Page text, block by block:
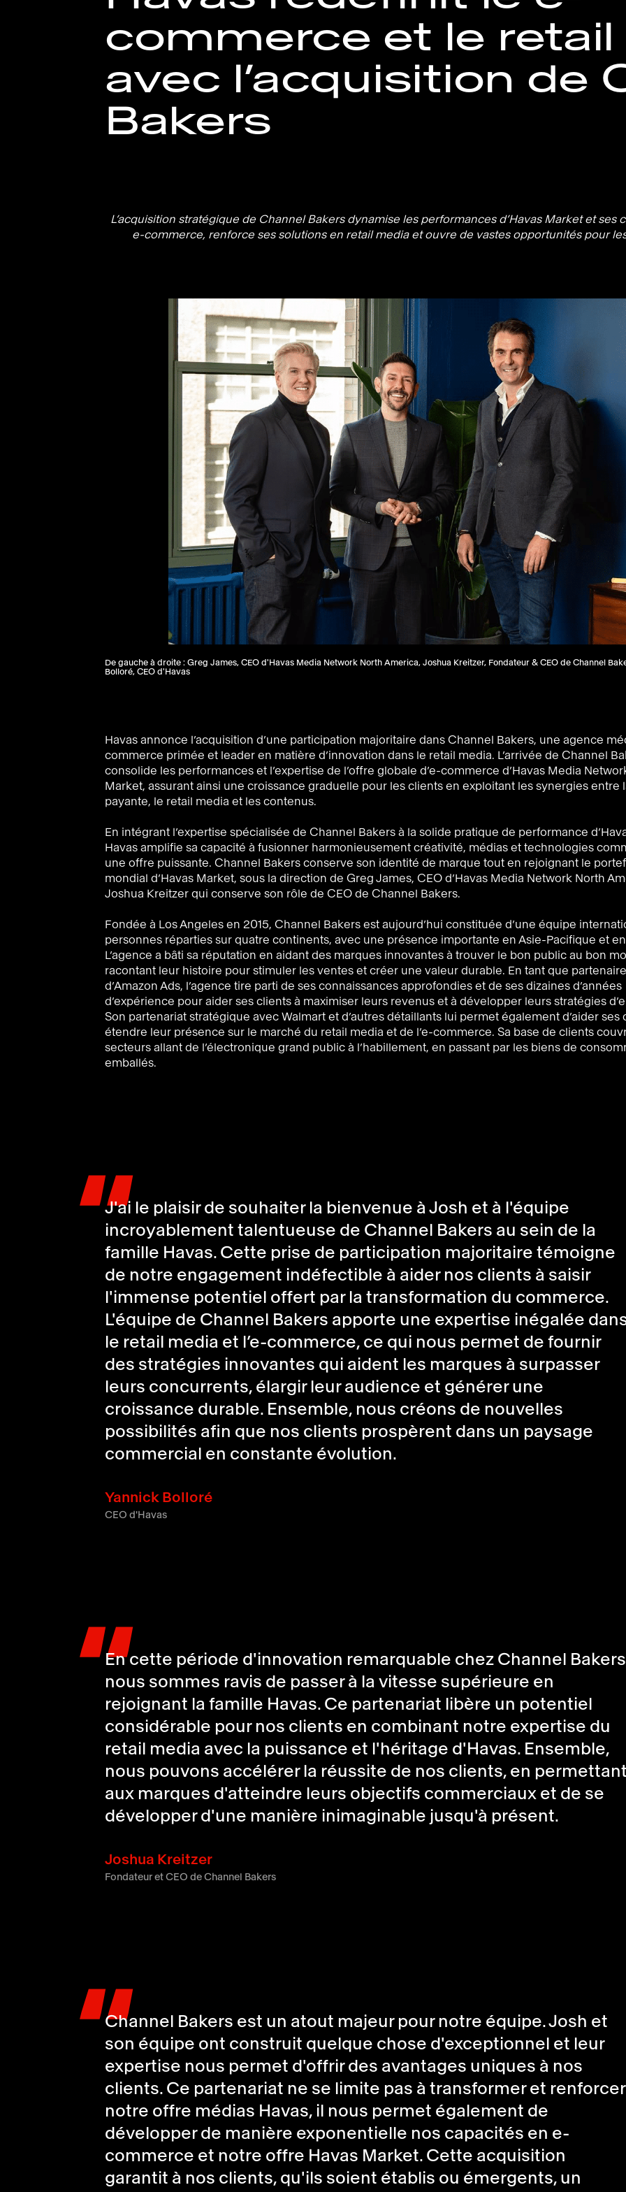
commerce et le retail
avec l’acquisition de
Bakers
L’acquisition stratégique de Channel Bakers dynamise les performances d’Havas Market et ses
e-commerce, renforce ses solutions en retail media et ouvre de vastes opportunités pour
De gauche à droite : Greg James, CEO d'Havas Media Network North America, Joshua Kreitzer, Fondateur & CEO de Channel
Bolloré, CEO d'Havas
Havas annonce l’acquisition d’une participation majoritaire dans Channel Bakers, une agence
commerce primée et leader en matière d’innovation dans le retail media. L’arrivée de Channel
consolide les performances et l’expertise de l’offre globale d’e-commerce d’Havas Media
Market, assurant ainsi une croissance graduelle pour les clients en exploitant les synergies entre
payante, le retail media et les contenus.
En intégrant l’expertise spécialisée de Channel Bakers à la solide pratique de performance
Havas amplifie sa capacité à fusionner harmonieusement créativité, médias et technologies
une offre puissante. Channel Bakers conserve son identité de marque tout en rejoignant le
mondial d’Havas Market, sous la direction de Greg James, CEO d’Havas Media Network North
Joshua Kreitzer qui conserve son rôle de CEO de Channel Bakers.
Fondée à Los Angeles en 2015, Channel Bakers est aujourd’hui constituée d’une équipe
personnes réparties sur quatre continents, avec une présence importante en Asie-Pacifique et
L’agence a bâti sa réputation en aidant des marques innovantes à trouver le bon public au bon
racontant leur histoire pour stimuler les ventes et créer une valeur durable. En tant que
d’Amazon Ads, l’agence tire parti de ses connaissances approfondies et de ses dizaines d’années
d’expérience pour aider ses clients à maximiser leurs revenus et à développer leurs stratégies
Son partenariat stratégique avec Walmart et d’autres détaillants lui permet également d’aider ses
étendre leur présence sur le marché du retail media et de l’e-commerce. Sa base de clients
secteurs allant de l’électronique grand public à l’habillement, en passant par les biens de
emballés.
"
J'ai le plaisir de souhaiter la bienvenue à Josh et à l'équipe
incroyablement talentueuse de Channel Bakers au sein de la
famille Havas. Cette prise de participation majoritaire témoigne
de notre engagement indéfectible à aider nos clients à saisir
l'immense potentiel offert par la transformation du commerce.
L'équipe de Channel Bakers apporte une expertise inégalée
le retail media et l’e-commerce, ce qui nous permet de fournir
des stratégies innovantes qui aident les marques à surpasser
leurs concurrents, élargir leur audience et générer une
croissance durable. Ensemble, nous créons de nouvelles
possibilités afin que nos clients prospèrent dans un paysage
commercial en constante évolution.
Yannick Bolloré
CEO d'Havas
"
En cette période d'innovation remarquable chez Channel
nous sommes ravis de passer à la vitesse supérieure en
rejoignant la famille Havas. Ce partenariat libère un potentiel
considérable pour nos clients en combinant notre expertise du
retail media avec la puissance et l'héritage d'Havas. Ensemble,
nous pouvons accélérer la réussite de nos clients, en
aux marques d'atteindre leurs objectifs commerciaux et de se
développer d'une manière inimaginable jusqu'à présent.
Joshua Kreitzer
Fondateur et CEO de Channel Bakers
"
Channel Bakers est un atout majeur pour notre équipe. Josh et
son équipe ont construit quelque chose d'exceptionnel et leur
expertise nous permet d'offrir des avantages uniques à nos
clients. Ce partenariat ne se limite pas à transformer et renforcer
notre offre médias Havas, il nous permet également de
développer de manière exponentielle nos capacités en e-
commerce et notre offre Havas Market. Cette acquisition
garantit à nos clients, qu'ils soient établis ou émergents, un